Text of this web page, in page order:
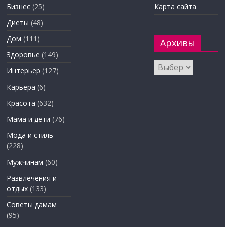
Бизнес (25)
Диеты (48)
Дом (111)
Здоровье (149)
Интерьер (127)
Карьера (6)
Красота (632)
Мама и дети (76)
Мода и стиль
(228)
Мужчинам (60)
Развлечения и
отдых (133)
Советы дамам
(95)
Карта сайта
Архивы
Архивы